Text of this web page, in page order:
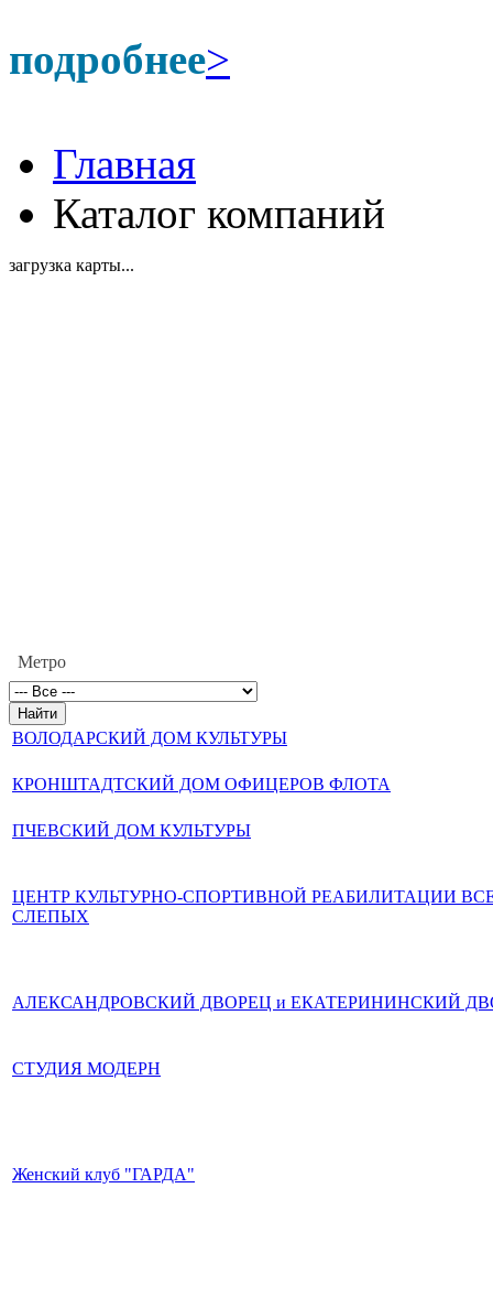
подробнее>
Главная
Каталог компаний
загрузка карты...
Метро
ВОЛОДАРСКИЙ ДОМ КУЛЬТУРЫ
КРОНШТАДТСКИЙ ДОМ ОФИЦЕРОВ ФЛОТА
ПЧЕВСКИЙ ДОМ КУЛЬТУРЫ
ЦЕНТР КУЛЬТУРНО-СПОРТИВНОЙ РЕАБИЛИТАЦИИ
СЛЕПЫХ
АЛЕКСАНДРОВСКИЙ ДВОРЕЦ и ЕКАТЕРИНИНСКИЙ
СТУДИЯ МОДЕРН
Женский клуб "ГАРДА"